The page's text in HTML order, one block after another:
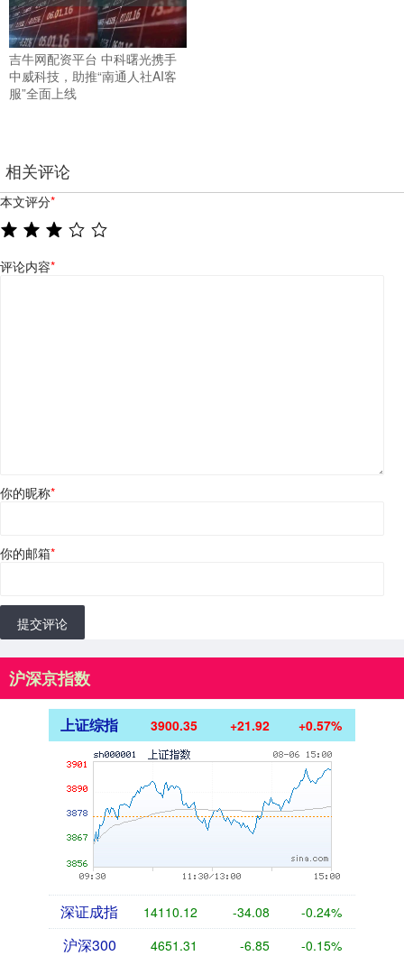
吉牛网配资平台 中科曙光携手
中威科技，助推“南通人社AI客
服”全面上线
相关评论
本文评分*
评论内容*
你的昵称*
你的邮箱*
提交评论
沪深京指数
上证综指 3900.35 +21.92 +0.57%
深证成指 14110.12 -34.08 -0.24%
沪深300 4651.31 -6.85 -0.15%